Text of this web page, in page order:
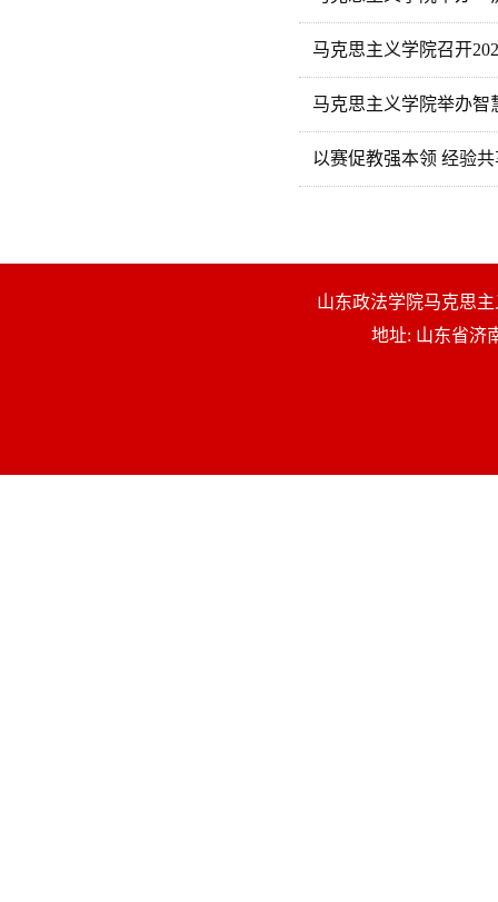
马克思主义学院召开
马克思主义学院举办智
以赛促教强本领 经验
山东政法学院马克思主
地址: 山东省济